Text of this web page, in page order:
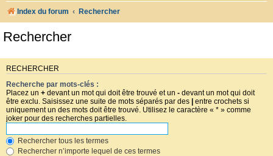
Index du forum Rechercher
Rechercher
RECHERCHER
Recherche par mots-clés :
Placez un + devant un mot qui doit être trouvé et un - devant un mot qui doit
être exclu. Saisissez une suite de mots séparés par des | entre crochets si
uniquement un des mots doit être trouvé. Utilisez le caractère « * » comme
joker pour des recherches partielles.
Rechercher tous les termes
Rechercher n’importe lequel de ces termes